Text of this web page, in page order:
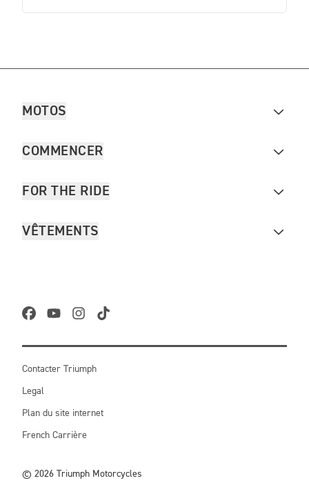
MOTOS
COMMENCER
FOR THE RIDE
VÊTEMENTS
Contacter Triumph
Legal
Plan du site internet
French Carrière
© 2026 Triumph Motorcycles